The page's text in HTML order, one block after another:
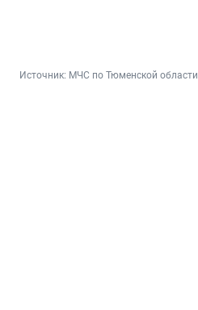
Источник: МЧС по Тюменской области